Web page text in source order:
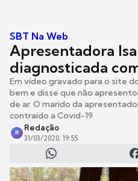
SBT Na Web
Apresentadora
diagnosticada
Em vídeo gravado para o site
bem e disse que não
de ar. O marido da
contraído a Covid-19
R
Redação
31/03/2020, 19:55